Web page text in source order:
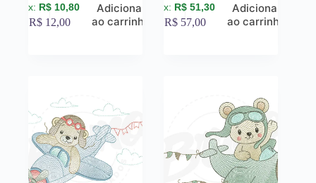
R$ 10,80
R$ 12,00
Adicionar
ao carrinho
R$ 51,30
R$ 57,00
Adicionar
ao carrinho